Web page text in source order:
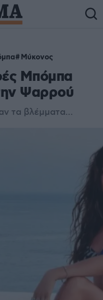
Μύκονος
Μπόμπα
Ψαρρού
τα βλέμματα…